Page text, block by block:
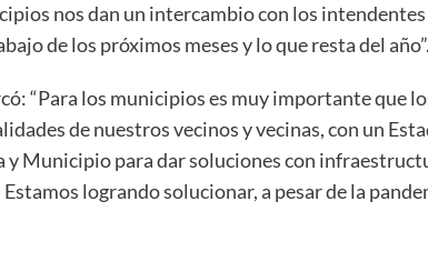
nos dan un intercambio con los
de los próximos meses y lo que resta del año”.
“Para los municipios es muy importante que
de nuestros vecinos y vecinas, con un
y Municipio para dar soluciones con
logrando solucionar, a pesar de la